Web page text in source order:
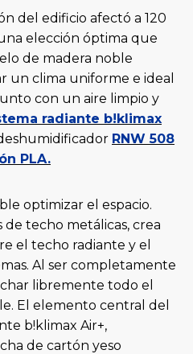
del edificio afectó a 120
elección óptima que
de madera noble
un clima uniforme e ideal
con un aire limpio y
radiante b!klimax
RNW 508
PLA.
optimizar el espacio.
techo metálicas, crea
el techo radiante y el
Al ser completamente
libremente todo el
El elemento central del
b!klimax Air+,
de cartón yeso